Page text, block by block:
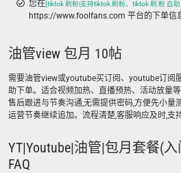
您在[tiktok 刷粉|支持tiktok 刷粉、tiktok 刷 粉 自
https://www.foolfans.com 平台的下单信
油管view 包月 10帖
需要油管view或youtube买订阅、youtube订阅
助下单。适合视频加热、直播预热、活动放量
售后跟进与节奏沟通,无需提供密码,方便先小量
运营节奏继续追加。流程清楚,客服响应及时,支
YT|Youtube|油管|包月套餐(
FAQ